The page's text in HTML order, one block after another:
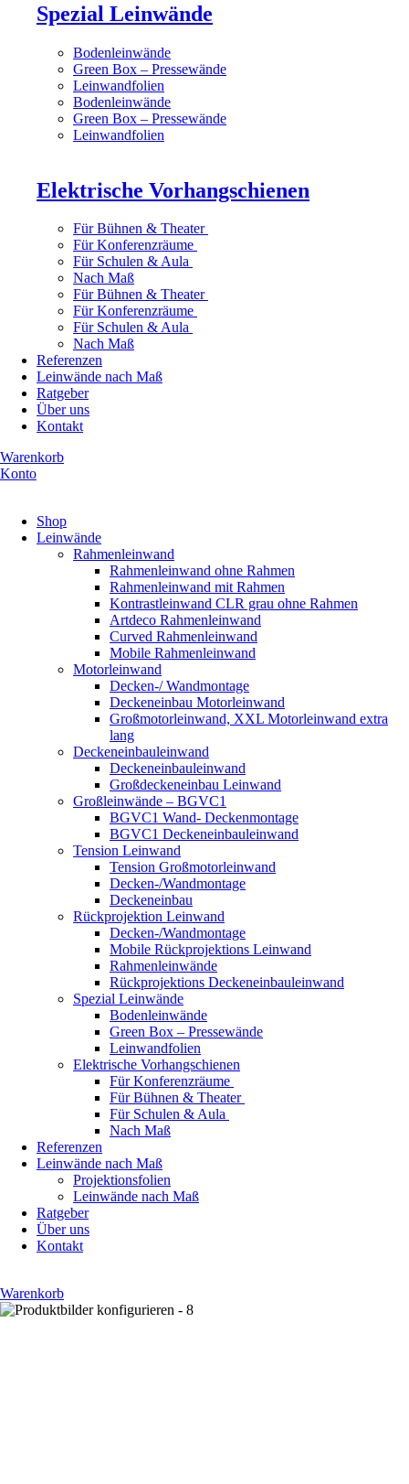
Spezial Leinwände
Bodenleinwände
Green Box – Pressewände
Leinwandfolien
Bodenleinwände
Green Box – Pressewände
Leinwandfolien
Elektrische Vorhangschienen
Für Bühnen & Theater
Für Konferenzräume
Für Schulen & Aula
Nach Maß
Für Bühnen & Theater
Für Konferenzräume
Für Schulen & Aula
Nach Maß
Referenzen
Leinwände nach Maß
Ratgeber
Über uns
Kontakt
Warenkorb
Konto
Shop
Leinwände
Rahmenleinwand
Rahmenleinwand ohne Rahmen
Rahmenleinwand mit Rahmen
Kontrastleinwand CLR grau ohne Rahmen
Artdeco Rahmenleinwand
Curved Rahmenleinwand
Mobile Rahmenleinwand
Motorleinwand
Decken-/ Wandmontage
Deckeneinbau Motorleinwand
Großmotorleinwand, XXL Motorleinwand extra
lang
Deckeneinbauleinwand
Deckeneinbauleinwand
Großdeckeneinbau Leinwand
Großleinwände – BGVC1
BGVC1 Wand- Deckenmontage
BGVC1 Deckeneinbauleinwand
Tension Leinwand
Tension Großmotorleinwand
Decken-/Wandmontage
Deckeneinbau
Rückprojektion Leinwand
Decken-/Wandmontage
Mobile Rückprojektions Leinwand
Rahmenleinwände
Rückprojektions Deckeneinbauleinwand
Spezial Leinwände
Bodenleinwände
Green Box – Pressewände
Leinwandfolien
Elektrische Vorhangschienen
Für Konferenzräume
Für Bühnen & Theater
Für Schulen & Aula
Nach Maß
Referenzen
Leinwände nach Maß
Projektionsfolien
Leinwände nach Maß
Ratgeber
Über uns
Kontakt
Warenkorb